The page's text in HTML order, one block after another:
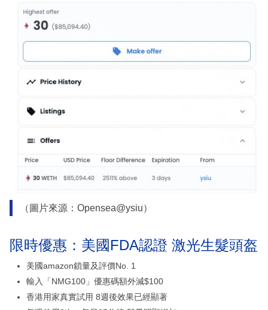
（圖片來源：Opensea@ysiu）
限時優惠：美國FDA認證 激光生髮頭盔
美國amazon鎖量及評價No. 1
輸入「NMG100」優惠碼額外減$100
香港用家真實試用 8週後效果已經顯著